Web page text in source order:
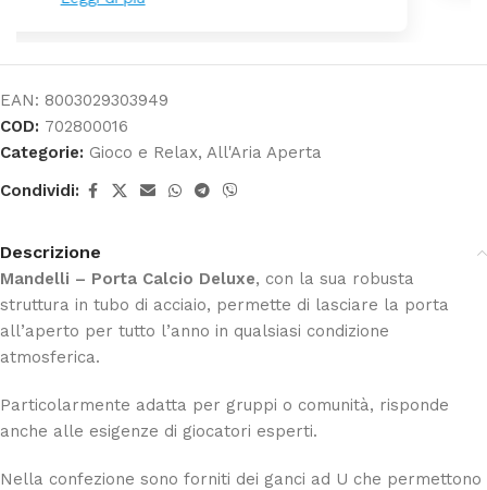
EAN: 8003029303949
COD: 702800016
Categorie: Gioco e Relax, All'Aria Aperta
Condividi:
Descrizione
Mandelli – Porta Calcio Deluxe, con la sua robusta
struttura in tubo di acciaio, permette di lasciare la porta
all’aperto per tutto l’anno in qualsiasi condizione
atmosferica.
Particolarmente adatta per gruppi o comunità, risponde
anche alle esigenze di giocatori esperti.
Nella confezione sono forniti dei ganci ad U che permettono